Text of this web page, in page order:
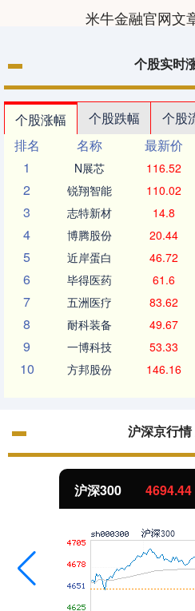
米牛金融官网文
个股实时
个股涨幅 个股跌幅 个股
排名
名称 最新价
1
N展芯 116.52
2 锐翔智能 110.02
3 志特新材 14.8
4 博腾股份 20.44
5 近岸蛋白 46.72
6 毕得医药 61.6
7 五洲医疗 83.62
8 耐科装备 49.67
9 一博科技 53.33
10 方邦股份 146.16
沪深京行
沪深300 4694.44